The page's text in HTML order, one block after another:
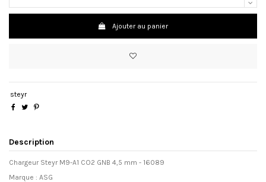
Ajouter au panier
steyr
Description
Chargeur Steyr M9-A1 CO2 GNB 4,5 mm - 16089
Marque : ASG